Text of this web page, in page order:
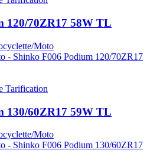
120/70ZR17 58W TL
Moto
130/60ZR17 59W TL
Moto